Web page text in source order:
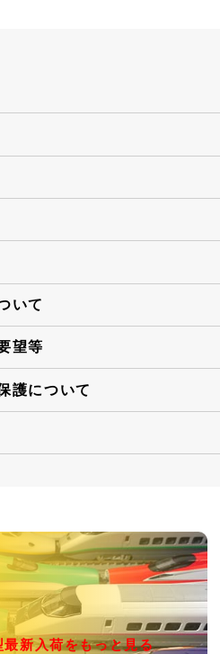
いて
望等
護について
最新入荷をもっと見る